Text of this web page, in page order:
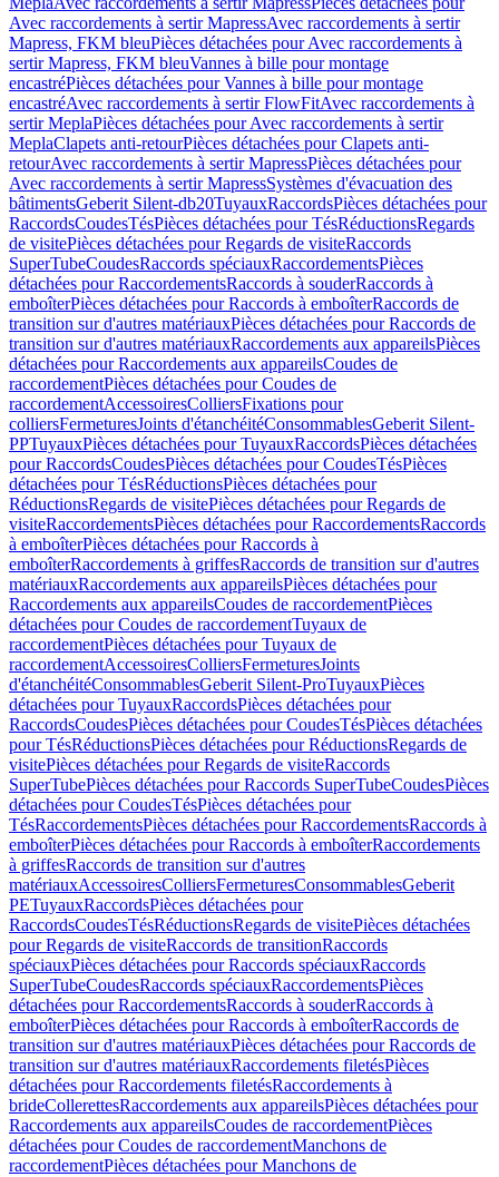
Avec raccordements à sertir MapressAvec raccordements à sertir
Mapress, FKM bleuPièces détachées pour Avec raccordements à
sertir Mapress, FKM bleuVannes à bille pour montage
encastréPièces détachées pour Vannes à bille pour montage
encastréAvec raccordements à sertir FlowFitAvec raccordements à
sertir MeplaPièces détachées pour Avec raccordements à sertir
MeplaClapets anti-retourPièces détachées pour Clapets anti-
retourAvec raccordements à sertir MapressPièces détachées pour
Avec raccordements à sertir MapressSystèmes d'évacuation des
bâtimentsGeberit Silent-db20TuyauxRaccordsPièces détachées pour
RaccordsCoudesTésPièces détachées pour TésRéductionsRegards
de visitePièces détachées pour Regards de visiteRaccords
SuperTubeCoudesRaccords spéciauxRaccordementsPièces
détachées pour RaccordementsRaccords à souderRaccords à
emboîterPièces détachées pour Raccords à emboîterRaccords de
transition sur d'autres matériauxPièces détachées pour Raccords de
transition sur d'autres matériauxRaccordements aux appareilsPièces
détachées pour Raccordements aux appareilsCoudes de
raccordementPièces détachées pour Coudes de
raccordementAccessoiresColliersFixations pour
colliersFermeturesJoints d'étanchéitéConsommablesGeberit Silent-
PPTuyauxPièces détachées pour TuyauxRaccordsPièces détachées
pour RaccordsCoudesPièces détachées pour CoudesTésPièces
détachées pour TésRéductionsPièces détachées pour
RéductionsRegards de visitePièces détachées pour Regards de
visiteRaccordementsPièces détachées pour RaccordementsRaccords
à emboîterPièces détachées pour Raccords à
emboîterRaccordements à griffesRaccords de transition sur d'autres
matériauxRaccordements aux appareilsPièces détachées pour
Raccordements aux appareilsCoudes de raccordementPièces
détachées pour Coudes de raccordementTuyaux de
raccordementPièces détachées pour Tuyaux de
raccordementAccessoiresColliersFermeturesJoints
d'étanchéitéConsommablesGeberit Silent-ProTuyauxPièces
détachées pour TuyauxRaccordsPièces détachées pour
RaccordsCoudesPièces détachées pour CoudesTésPièces détachées
pour TésRéductionsPièces détachées pour RéductionsRegards de
visitePièces détachées pour Regards de visiteRaccords
SuperTubePièces détachées pour Raccords SuperTubeCoudesPièces
détachées pour CoudesTésPièces détachées pour
TésRaccordementsPièces détachées pour RaccordementsRaccords à
emboîterPièces détachées pour Raccords à emboîterRaccordements
à griffesRaccords de transition sur d'autres
matériauxAccessoiresColliersFermeturesConsommablesGeberit
PETuyauxRaccordsPièces détachées pour
RaccordsCoudesTésRéductionsRegards de visitePièces détachées
pour Regards de visiteRaccords de transitionRaccords
spéciauxPièces détachées pour Raccords spéciauxRaccords
SuperTubeCoudesRaccords spéciauxRaccordementsPièces
détachées pour RaccordementsRaccords à souderRaccords à
emboîterPièces détachées pour Raccords à emboîterRaccords de
transition sur d'autres matériauxPièces détachées pour Raccords de
transition sur d'autres matériauxRaccordements filetésPièces
détachées pour Raccordements filetésRaccordements à
brideCollerettesRaccordements aux appareilsPièces détachées pour
Raccordements aux appareilsCoudes de raccordementPièces
détachées pour Coudes de raccordementManchons de
raccordementPièces détachées pour Manchons de